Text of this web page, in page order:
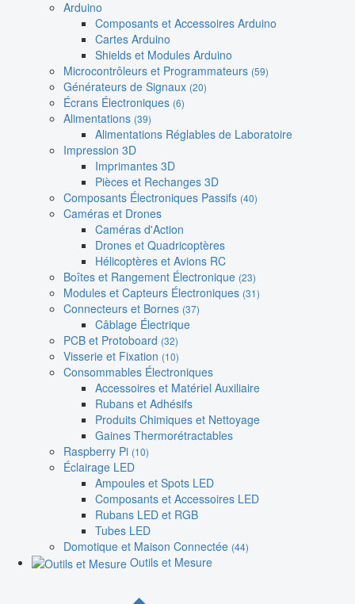
Arduino
Composants et Accessoires Arduino
Cartes Arduino
Shields et Modules Arduino
Microcontrôleurs et Programmateurs (59)
Générateurs de Signaux (20)
Écrans Électroniques (6)
Alimentations (39)
Alimentations Réglables de Laboratoire
Impression 3D
Imprimantes 3D
Pièces et Rechanges 3D
Composants Électroniques Passifs (40)
Caméras et Drones
Caméras d'Action
Drones et Quadricoptères
Hélicoptères et Avions RC
Boîtes et Rangement Électronique (23)
Modules et Capteurs Électroniques (31)
Connecteurs et Bornes (37)
Câblage Électrique
PCB et Protoboard (32)
Visserie et Fixation (10)
Consommables Électroniques
Accessoires et Matériel Auxiliaire
Rubans et Adhésifs
Produits Chimiques et Nettoyage
Gaines Thermorétractables
Raspberry Pi (10)
Éclairage LED
Ampoules et Spots LED
Composants et Accessoires LED
Rubans LED et RGB
Tubes LED
Domotique et Maison Connectée (44)
Outils et Mesure